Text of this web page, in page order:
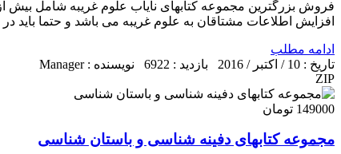
افزایش اطلاعات مشتاقان به علوم غریبه می باشد و حتما باید
ادامه مطلب
تاریخ : 10 / اکتبر / 2016
بازدید : 6922
نویسنده : Manager
ZIP
149000 تومان
مجموعه کتابهای دفینه شناسی و باستان شناسی